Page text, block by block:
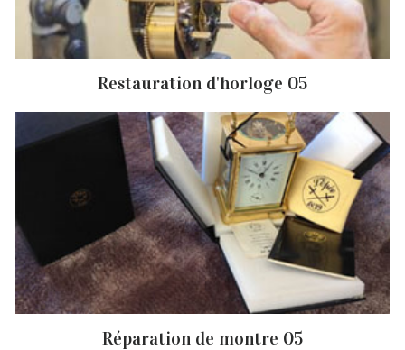
Restauration d'horloge 05
Réparation de montre 05